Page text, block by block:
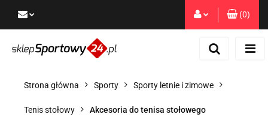
Dodaj zgłoszenie
(0)
Strona główna Sporty Sporty letnie i zimowe
Tenis stołowy Akcesoria do tenisa stołowego